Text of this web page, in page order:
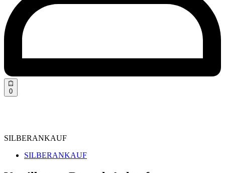
0
SILBERANKAUF
Posted SILBERANKAUF